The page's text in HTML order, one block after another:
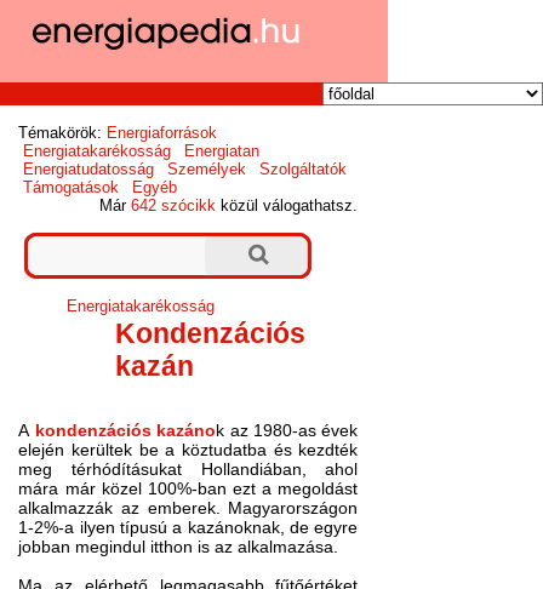
Témakörök: Energiaforrások
Energiatakarékosság
Energiatan
Energiatudatosság
Személyek
Szolgáltatók
Támogatások
Egyéb
Már642 szócikk közül válogathatsz.
Energiatakarékosság
Kondenzációs
kazán
Akondenzációs kazánok az 1980-as évek
elején kerültek be a köztudatba és kezdték
meg térhódításukat Hollandiában, ahol
mára már közel 100%-ban ezt a megoldást
alkalmazzák az emberek. Magyarországon
1-2%-a ilyen típusú a kazánoknak, de egyre
jobban megindul itthon is az alkalmazása.